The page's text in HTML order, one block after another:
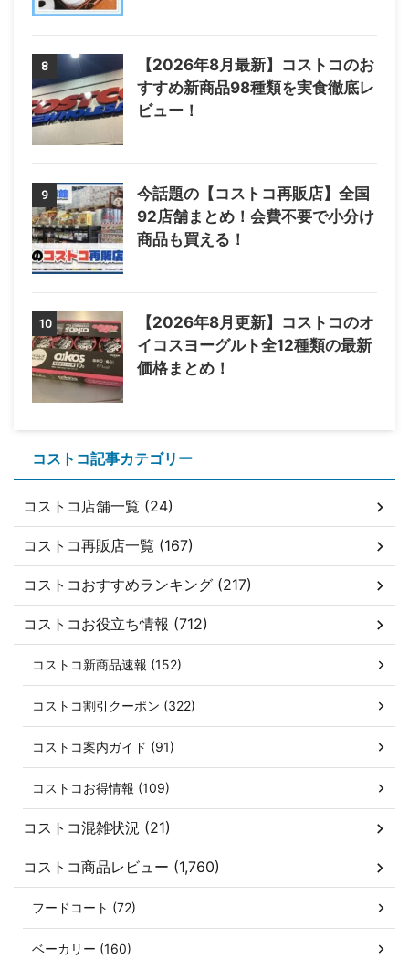
8
【2026年8月最新】コストコのお
すすめ新商品98種類を実食徹底レ
ビュー！
9
今話題の【コストコ再販店】全国
92店舗まとめ！会費不要で小分け
商品も買える！
10
【2026年8月更新】コストコのオ
イコスヨーグルト全12種類の最新
価格まとめ！
コストコ記事カテゴリー
コストコ店舗一覧 (24)
コストコ再販店一覧 (167)
コストコおすすめランキング (217)
コストコお役立ち情報 (712)
コストコ新商品速報 (152)
コストコ割引クーポン (322)
コストコ案内ガイド (91)
コストコお得情報 (109)
コストコ混雑状況 (21)
コストコ商品レビュー (1,760)
フードコート (72)
ベーカリー (160)